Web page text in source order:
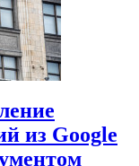
из Google